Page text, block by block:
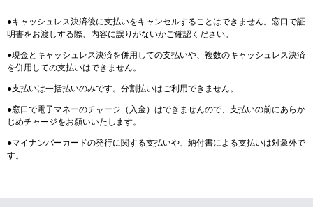
●キャッシュレス決済後に支払いをキャンセルすることはできません。窓口で証
明書をお渡しする際、内容に誤りがないかご確認ください。
●現金とキャッシュレス決済を併用しての支払いや、複数のキャッシュレス決済
を併用しての支払いはできません。
●支払いは一括払いのみです。分割払いはご利用できません。
●窓口で電子マネーのチャージ（入金）はできませんので、支払いの前にあらか
じめチャージをお願いいたします。
●マイナンバーカードの発行に関する支払いや、納付書による支払いは対象外で
す。